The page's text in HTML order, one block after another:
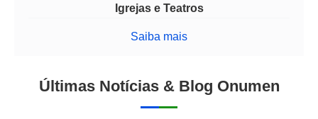
Igrejas e Teatros
Saiba mais
Últimas Notícias & Blog Onumen